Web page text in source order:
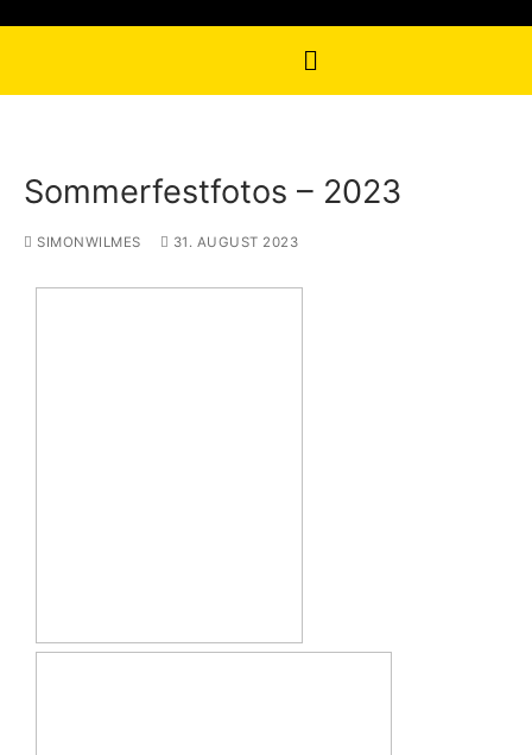
Sommerfestfotos – 2023
SIMONWILMES 31. AUGUST 2023